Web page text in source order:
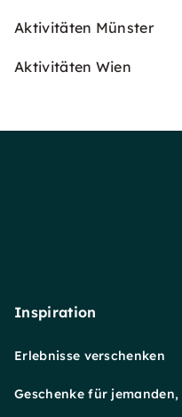
Aktivitäten Münster
Aktivitäten Wien
Inspiration
Erlebnisse verschenken
Geschenke für